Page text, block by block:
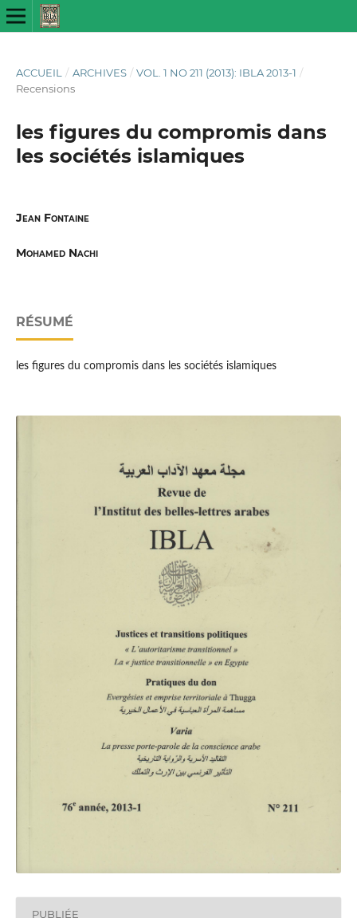
ACCUEIL / ARCHIVES / VOL. 1 NO 211 (2013): IBLA 2013-1 /
Recensions
les figures du compromis dans
les sociétés islamiques
Jean Fontaine
Mohamed Nachi
RÉSUMÉ
les figures du compromis dans les sociétés islamiques
PUBLIÉE